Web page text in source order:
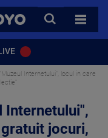
VOYO
CAUTA
TOATE
Internetului", locul in care
Internetului",
jocuri,